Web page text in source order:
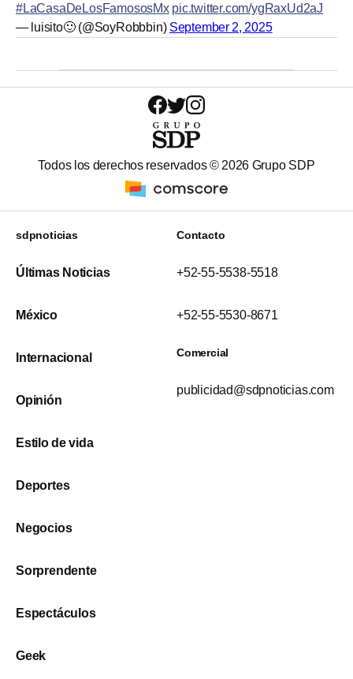
#LaCasaDeLosFamososMx pic.twitter.com/ygRaxUd2aJ
— luisito🙂 (@SoyRobbbin) September 2, 2025
Todos los derechos reservados © 2026 Grupo SDP
sdpnoticias
Últimas Noticias
México
Internacional
Opinión
Estilo de vida
Deportes
Negocios
Sorprendente
Espectáculos
Geek
Contacto
+52-55-5538-5518
+52-55-5530-8671
Comercial
publicidad@sdpnoticias.com